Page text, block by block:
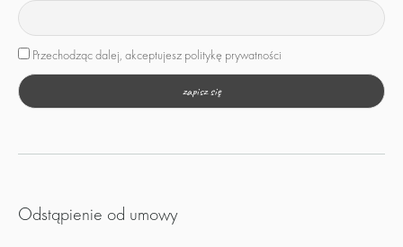
Przechodząc dalej, akceptujesz politykę prywatności
Odstąpienie od umowy